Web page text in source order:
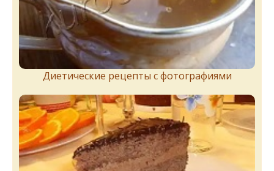
Диетические рецепты с фотографиями